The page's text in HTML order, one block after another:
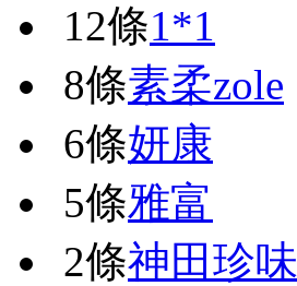
12條1*1
8條素柔zole
6條妍康
5條雅富
2條神田珍味